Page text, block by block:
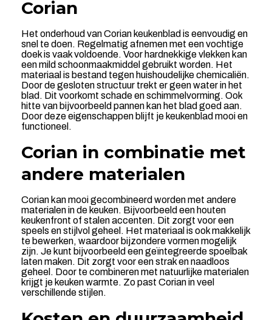
Corian
Het onderhoud van Corian keukenblad is eenvoudig en
snel te doen. Regelmatig afnemen met een vochtige
doek is vaak voldoende. Voor hardnekkige vlekken kan
een mild schoonmaakmiddel gebruikt worden. Het
materiaal is bestand tegen huishoudelijke chemicaliën.
Door de gesloten structuur trekt er geen water in het
blad. Dit voorkomt schade en schimmelvorming. Ook
hitte van bijvoorbeeld pannen kan het blad goed aan.
Door deze eigenschappen blijft je keukenblad mooi en
functioneel.
Corian in combinatie met
andere materialen
Corian kan mooi gecombineerd worden met andere
materialen in de keuken. Bijvoorbeeld een houten
keukenfront of stalen accenten. Dit zorgt voor een
speels en stijlvol geheel. Het materiaal is ook makkelijk
te bewerken, waardoor bijzondere vormen mogelijk
zijn. Je kunt bijvoorbeeld een geïntegreerde spoelbak
laten maken. Dit zorgt voor een strak en naadloos
geheel. Door te combineren met natuurlijke materialen
krijgt je keuken warmte. Zo past Corian in veel
verschillende stijlen.